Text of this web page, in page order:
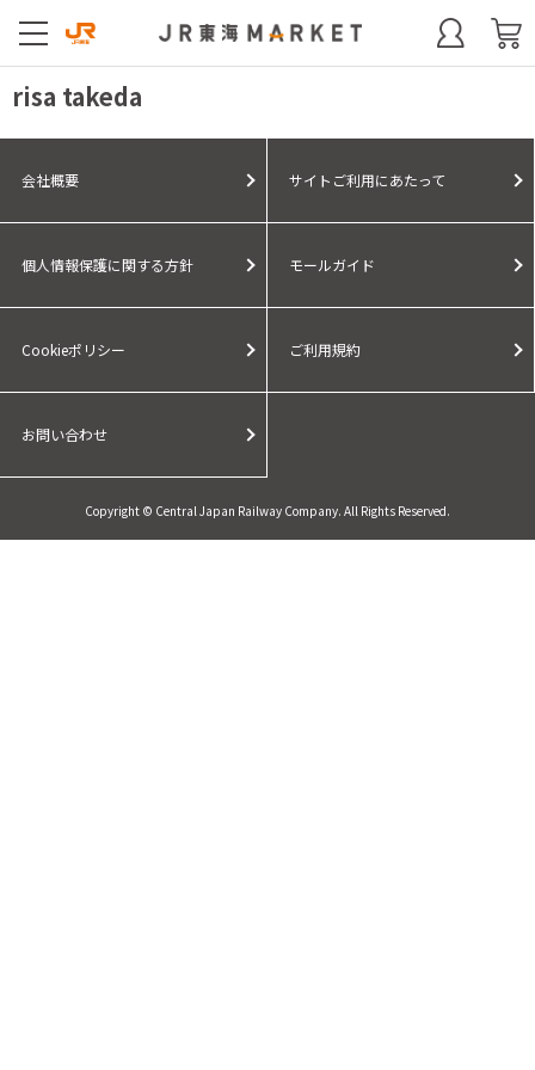
risa takeda
会社概要 サイトご利用にあたって
個人情報保護に関する方針 モールガイド
Cookieポリシー ご利用規約
お問い合わせ
Copyright © Central Japan Railway Company. All Rights Reserved.